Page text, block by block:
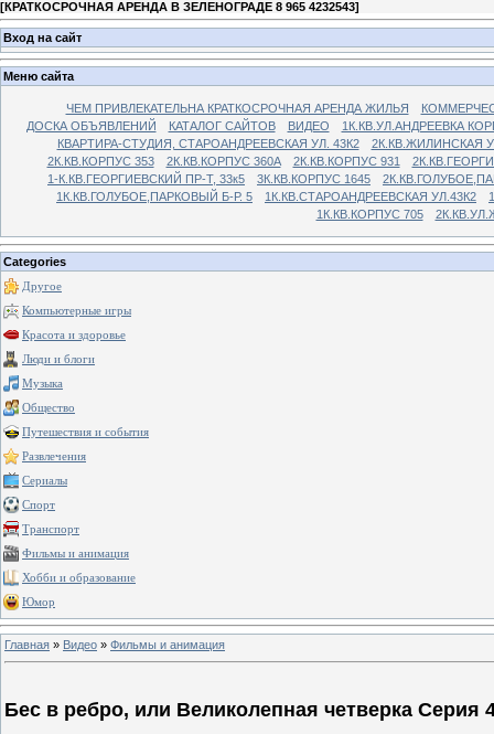
[КРАТКОСРОЧНАЯ АРЕНДА В ЗЕЛЕНОГРАДЕ 8 965 4232543]
Вход на сайт
Меню сайта
ЧЕМ ПРИВЛЕКАТЕЛЬНА КРАТКОСРОЧНАЯ АРЕНДА ЖИЛЬЯ
ДОСКА ОБЪЯВЛЕНИЙ
КАТАЛОГ САЙТОВ ВИДЕО
1К.КВ.УЛ.АНДРЕЕВКА
КВАРТИРА-СТУДИЯ, СТАРОАНДРЕЕВСКАЯ УЛ. 43К2
2К.КВ.ЖИЛИНСКАЯ
2К.КВ.КОРПУС 353
2К.КВ.КОРПУС 360А 2К.КВ.КОРПУС 931
1-К.КВ.ГЕОРГИЕВСКИЙ ПР-Т, 33к5
3К.КВ.КОРПУС 1645
1К.КВ.ГОЛУБОЕ,ПАРКОВЫЙ Б-Р. 5
1К.КВ.СТАРОАНДРЕЕВСКАЯ УЛ.43К2
1К.КВ.КОРПУС 705
Categories
Другое
Компьютерные игры
Красота и здоровье
Люди и блоги
Музыка
Общество
Путешествия и события
Развлечения
Сериалы
Спорт
Транспорт
Фильмы и анимация
Хобби и образование
Юмор
Главная » Видео » Фильмы и анимация
Бес в ребро, или Великолепная четверка Серия